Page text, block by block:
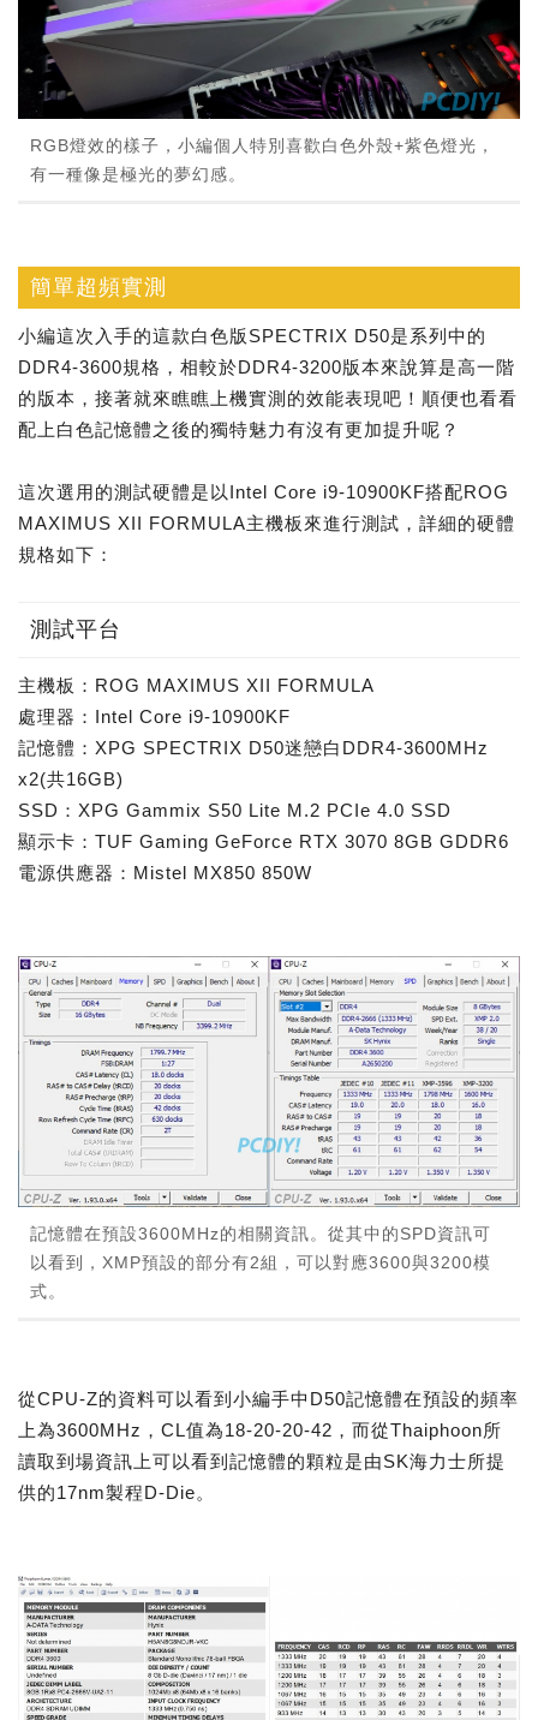
RGB燈效的樣子，小編個人特別喜歡白色外殼+紫色燈光，
有一種像是極光的夢幻感。
簡單超頻實測
小編這次入手的這款白色版SPECTRIX D50是系列中的
DDR4-3600規格，相較於DDR4-3200版本來說算是高一階
的版本，接著就來瞧瞧上機實測的效能表現吧！順便也看看
配上白色記憶體之後的獨特魅力有沒有更加提升呢？
這次選用的測試硬體是以Intel Core i9-10900KF搭配ROG
MAXIMUS XII FORMULA主機板來進行測試，詳細的硬體
規格如下：
測試平台
主機板：ROG MAXIMUS XII FORMULA
處理器：Intel Core i9-10900KF
記憶體：XPG SPECTRIX D50迷戀白DDR4-3600MHz
x2(共16GB)
SSD：XPG Gammix S50 Lite M.2 PCIe 4.0 SSD
顯示卡：TUF Gaming GeForce RTX 3070 8GB GDDR6
電源供應器：Mistel MX850 850W
記憶體在預設3600MHz的相關資訊。從其中的SPD資訊可
以看到，XMP預設的部分有2組，可以對應3600與3200模
式。
從CPU-Z的資料可以看到小編手中D50記憶體在預設的頻率
上為3600MHz，CL值為18-20-20-42，而從Thaiphoon所
讀取到場資訊上可以看到記憶體的顆粒是由SK海力士所提
供的17nm製程D-Die。